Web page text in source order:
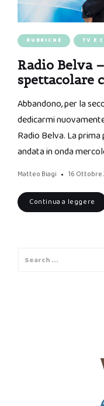
RUBRICHE TV E
Radio Belva
spettacolare
Abbandono, per la
dedicarmi
Radio Belva. La
andata in onda
Matteo Biagi 16 Ottobre
Continua a leggere
for: